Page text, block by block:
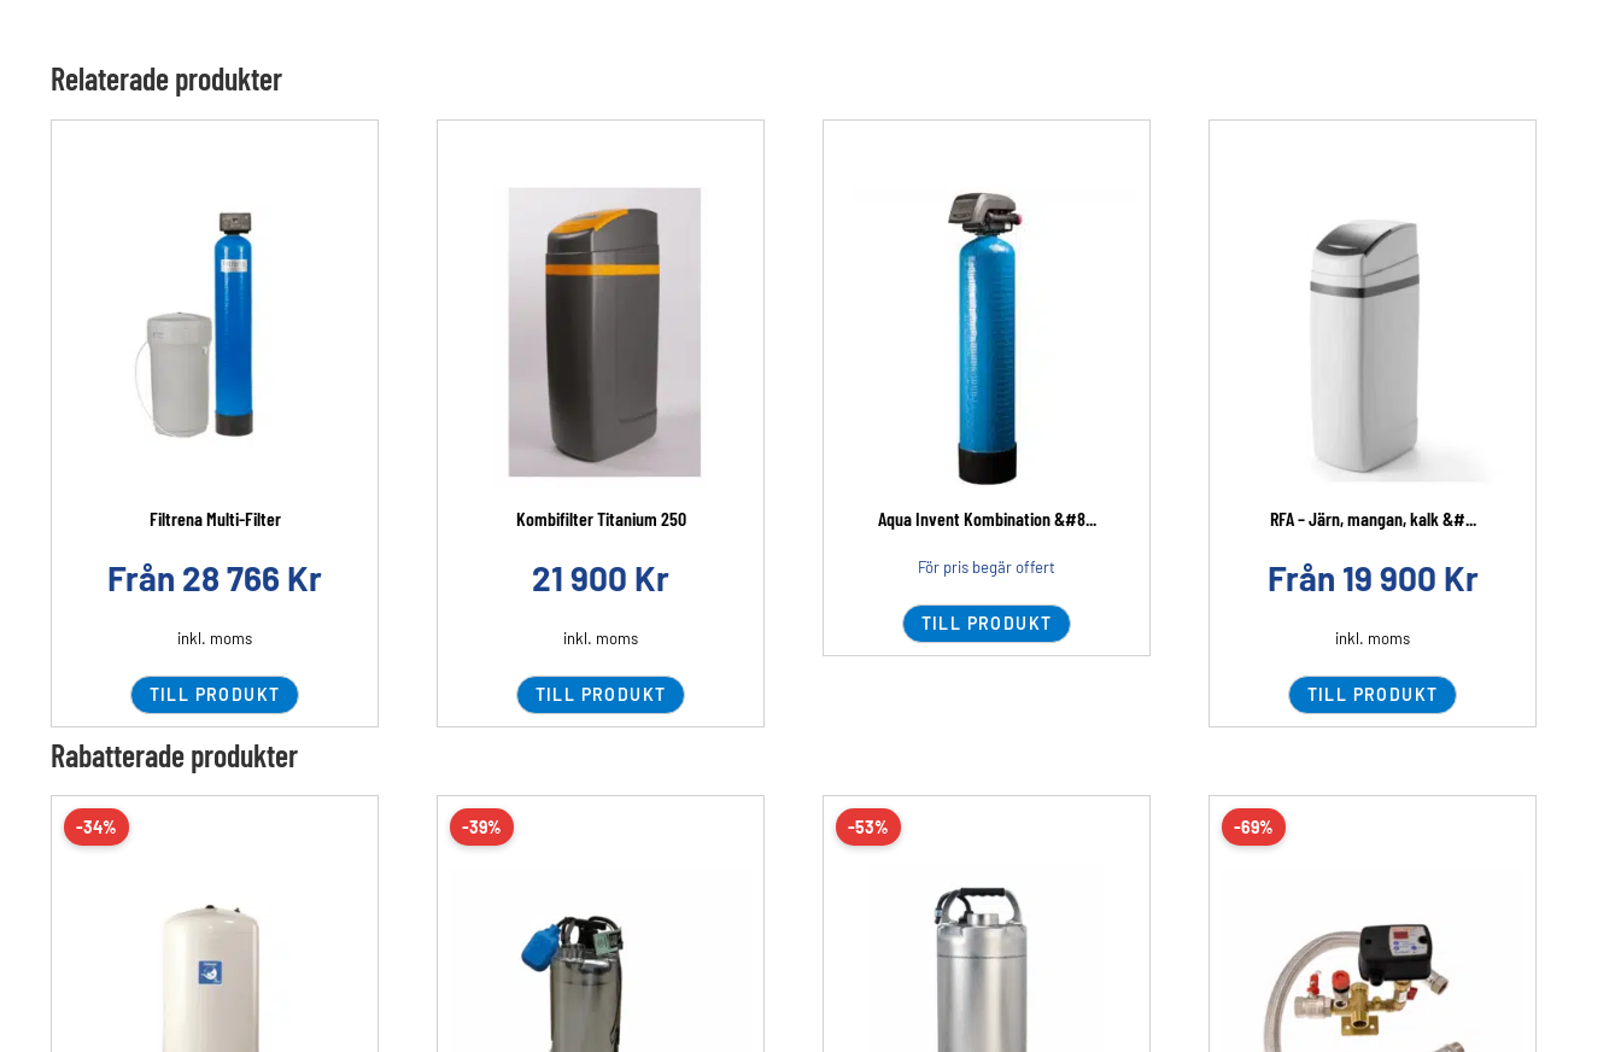
Relaterade produkter
Filtrena Multi-Filter
Från 28 766 Kr
inkl. moms
TILL PRODUKT
Kombifilter Titanium 250
21 900 Kr
inkl. moms
TILL PRODUKT
Aqua Invent Kombination &#8...
För pris begär offert
TILL PRODUKT
RFA – Järn, mangan, kalk &#...
Från 19 900 Kr
inkl. moms
TILL PRODUKT
Rabatterade produkter
-34% -39% -53% -69%